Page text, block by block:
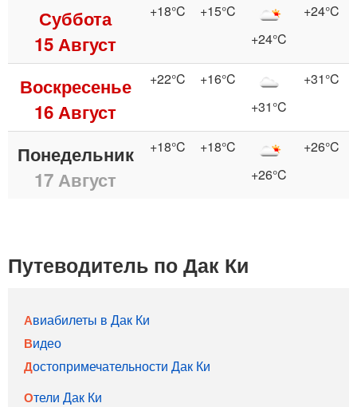
Суббота
15 Август
+18°C
+15°C
+24°C
+24°C
Воскресенье
16 Август
+22°C
+16°C
+31°C
+31°C
Понедельник
17 Август
+18°C
+18°C
+26°C
+26°C
Путеводитель по Дак Ки
Авиабилеты в Дак Ки
Видео
Достопримечательности Дак Ки
Отели Дак Ки